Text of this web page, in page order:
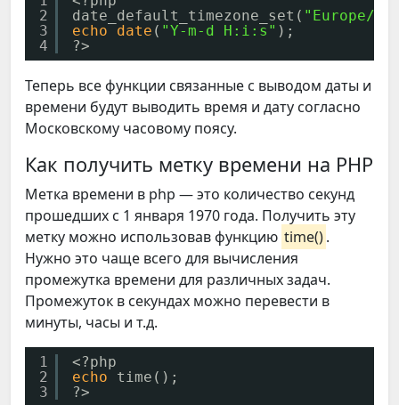
2
3
4
date_default_timezone_set( "Europe/
echo
date ( "Y-m-d H:i:s" );
?>
Теперь все функции связанные с выводом даты и
времени будут выводить время и дату согласно
Московскому часовому поясу.
Как получить метку времени на PHP
Метка времени в php — это количество секунд
прошедших с 1 января 1970 года. Получить эту
метку можно использовав функцию time().
Нужно это чаще всего для вычисления
промежутка времени для различных задач.
Промежуток в секундах можно перевести в
минуты, часы и т.д.
1
2
3
<?php
echo
time();
?>